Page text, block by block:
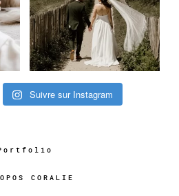
Suivre sur Instagram
CORALIE